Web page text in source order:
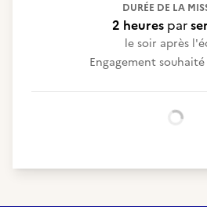
DURÉE DE LA
2 heurespar
le soir après
Engagement souhaité